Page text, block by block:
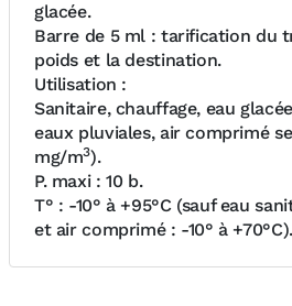
glacée.
Barre de 5 ml : tarification du
poids et la destination.
Utilisation :
Sanitaire, chauffage, eau
eaux pluviales, air comprimé
mg/m3).
P. maxi : 10 b.
T° : -10° à +95°C (sauf eau
et air comprimé : -10° à +70°C).